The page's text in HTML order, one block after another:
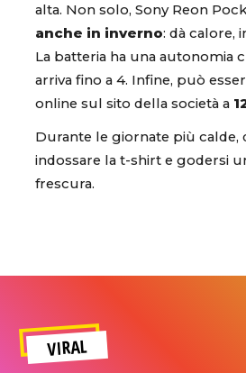
alta. Non solo, Sony Reon
anche in inverno: dà calore,
La batteria ha una autonomia
arriva fino a 4. Infine, può
online sul sito della società a
Durante le giornate più calde,
indossare la t-shirt e godersi
frescura.
VIRAL